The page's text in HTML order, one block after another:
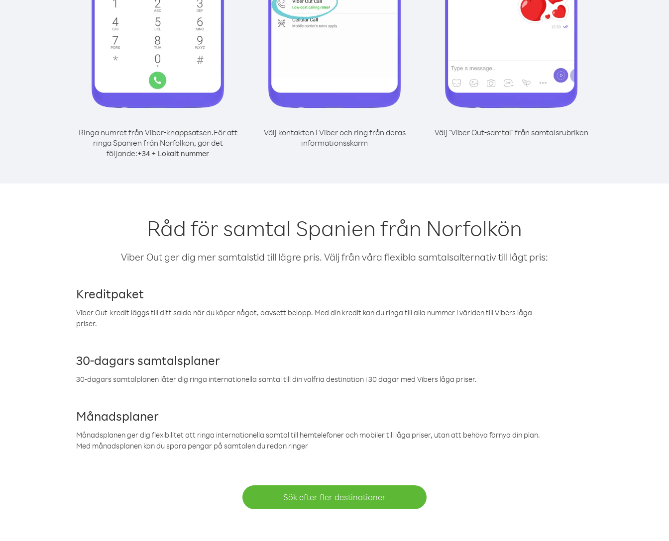
Ringa numret från Viber-knappsatsen.För att
ringa Spanien från Norfolkön, gör det
följande:+34 + Lokalt nummer
Välj kontakten i Viber och ring från deras
informationsskärm
Välj "Viber Out-samtal" från samtalsrubriken
Råd för samtal Spanien från Norfolkön
Viber Out ger dig mer samtalstid till lägre pris. Välj från våra flexibla samtalsalternativ till lågt pris:
Kreditpaket
Viber Out-kredit läggs till ditt saldo när du köper något, oavsett belopp. Med din kredit kan du ringa till alla nummer i världen till Vibers låga
priser.
30-dagars samtalsplaner
30-dagars samtalplanen låter dig ringa internationella samtal till din valfria destination i 30 dagar med Vibers låga priser.
Månadsplaner
Månadsplanen ger dig flexibilitet att ringa internationella samtal till hemtelefoner och mobiler till låga priser, utan att behöva förnya din plan.
Med månadsplanen kan du spara pengar på samtalen du redan ringer
Sök efter fler destinationer